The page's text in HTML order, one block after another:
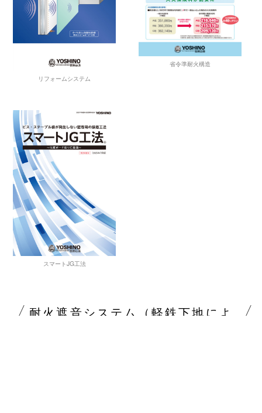
リフォームシステム
省令準耐火構造
スマートJG工法
耐火遮音システム（軽鉄下地によ